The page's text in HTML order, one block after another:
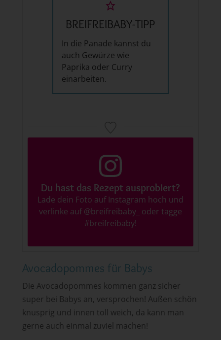
BREIFREIBABY-TIPP
In die Panade kannst du
auch Gewürze wie
Paprika oder Curry
einarbeiten.
Du hast das Rezept ausprobiert?
Lade dein Foto auf Instagram hoch und
verlinke auf@breifreibaby_ oder tagge
#breifreibaby!
Avocadopommes für Babys
Die Avocadopommes kommen ganz sicher
super bei Babys an, versprochen! Außen schön
knusprig und innen toll weich, da kann man
gerne auch einmal zuviel machen!